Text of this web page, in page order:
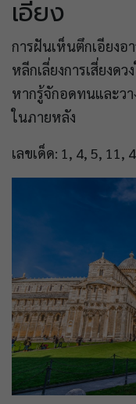
เอียง
การฝันเห็นตึกเอียงอ
หลีกเลี่ยงการเสี่ยงด
หากรู้จักอดทนและว
ในภายหลัง
เลขเด็ด: 1, 4, 5, 11,